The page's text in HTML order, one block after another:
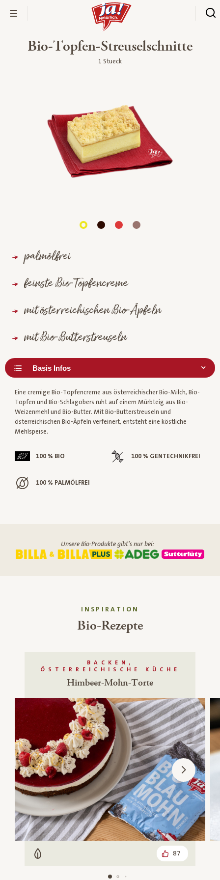
Bio-Topfen-Streuselschnitte
1 Stueck
palmölfrei
feinste Bio-Topfencreme
mit österreichischen Bio-Äpfeln
mit Bio-Butterstreuseln
Eine cremige Bio-Topfencreme aus österreichischer Bio-Milch, Bio-
Topfen und Bio-Schlagobers ruht auf einem Mürbteig aus Bio-
Weizenmehl und Bio-Butter. Mit Bio-Butterstreuseln und
österreichischen Bio-Äpfeln verfeinert, entsteht eine köstliche
Mehlspeise.
100 % BIO 100 % GENTECHNIKFREI
100 % PALMÖLFREI
Unsere Bio-Produkte gibt's nur bei:
INSPIRATION
Bio-Rezepte
BACKEN,
ÖSTERREICHISCHE KÜCHE
Himbeer-Mohn-Torte
Vegetarisch 87